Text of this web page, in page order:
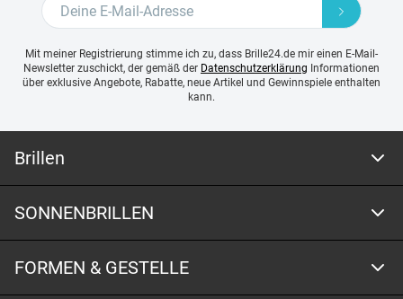
Mit meiner Registrierung stimme ich zu, dass Brille24.de mir einen E-Mail-
Newsletter zuschickt, der gemäß der Datenschutzerklärung Informationen
über exklusive Angebote, Rabatte, neue Artikel und Gewinnspiele enthalten
kann.
Brillen
SONNENBRILLEN
FORMEN & GESTELLE